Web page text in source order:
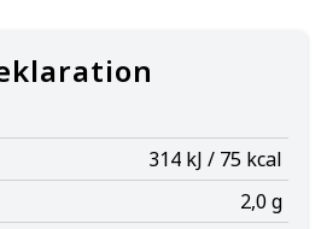
314 kJ / 75 kcal
2,0 g